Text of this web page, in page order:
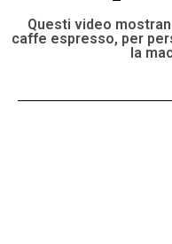
Questi video
caffe espresso, per
la